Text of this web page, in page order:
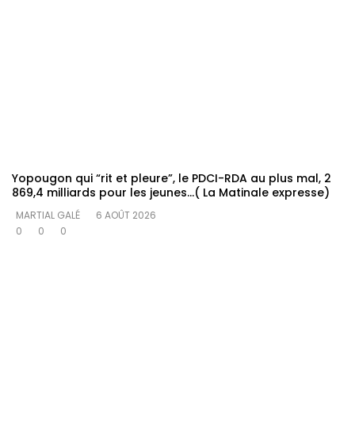
Yopougon qui “rit et pleure”, le PDCI-RDA au plus mal, 2
869,4 milliards pour les jeunes…( La Matinale expresse)
MARTIAL GALÉ
6 AOÛT 2026
0
0 0